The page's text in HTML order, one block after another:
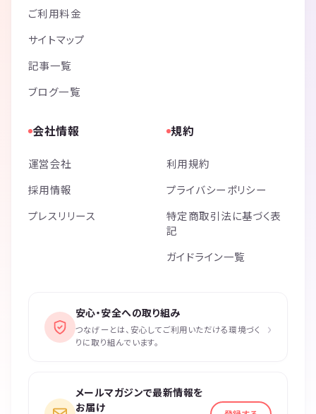
ご利用料金
サイトマップ
記事一覧
ブログ一覧
会社情報
運営会社
採用情報
プレスリリース
規約
利用規約
プライバシーポリシー
特定商取引法に基づく表
記
ガイドライン一覧
安心・安全への取り組み
つなげーとは、安心してご利用いただける環境づく
りに取り組んでいます。
›
メールマガジンで最新情報を
お届け